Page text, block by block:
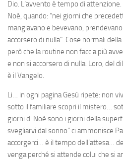
Dio. L’avvento è tempo di
Noè, quando: “nei giorni che
mangiavano e bevevano,
accorsero di nulla”. Cose normali
però che la routine non faccia più
e non si accorsero di nulla. Loro, del
è il Vangelo.
Li… in ogni pagina Gesù ripete: non
sotto il familiare scopri il mistero…
giorni di Noè sono i giorni della
svegliarvi dal sonno” ci ammonisce
accorgerci… è il tempo dell’attesa…
venga perché si attende colui che si